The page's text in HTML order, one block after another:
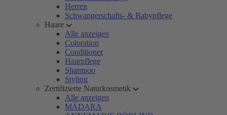
Herren
Schwangerschafts- & Babypflege
Haare
Alle anzeigen
Coloration
Conditioner
Haarpflege
Shampoo
Styling
Zertifizierte Naturkosmetik
Alle anzeigen
MÁDARA